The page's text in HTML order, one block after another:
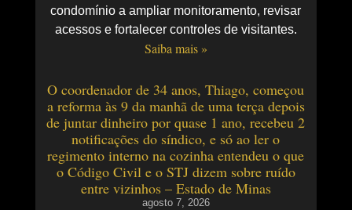
condomínio a ampliar monitoramento, revisar
acessos e fortalecer controles de visitantes.
Saiba mais »
O coordenador de 34 anos, Thiago, começou
a reforma às 9 da manhã de uma terça depois
de juntar dinheiro por quase 1 ano, recebeu 2
notificações do síndico, e só ao ler o
regimento interno na cozinha entendeu o que
o Código Civil e o STJ dizem sobre ruído
entre vizinhos – Estado de Minas
agosto 7, 2026